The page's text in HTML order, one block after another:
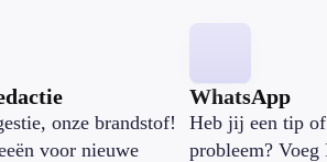
onze brandstof!
voor nieuwe
WhatsApp
Heb jij een tip of
probleem? Voeg